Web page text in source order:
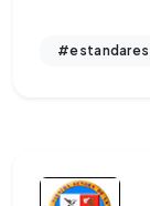
#estandares